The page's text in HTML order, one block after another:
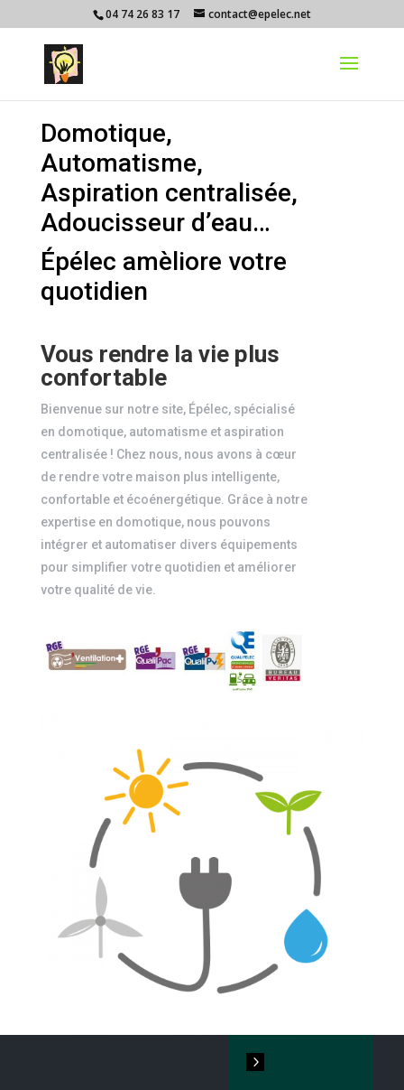
04 74 26 83 17 contact@epelec.net
Domotique,
Automatisme,
Aspiration centralisée,
Adoucisseur d’eau…
Épélec amèliore votre
quotidien
Vous rendre la vie plus
confortable
Bienvenue sur notre site, Épélec, spécialisé
en domotique, automatisme et aspiration
centralisée ! Chez nous, nous avons à cœur
de rendre votre maison plus intelligente,
confortable et écoénergétique. Grâce à notre
expertise en domotique, nous pouvons
intégrer et automatiser divers équipements
pour simplifier votre quotidien et améliorer
votre qualité de vie.
5